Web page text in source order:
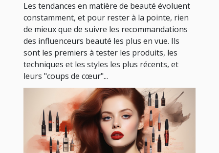
Les tendances en matière de beauté évoluent
constamment, et pour rester à la pointe, rien
de mieux que de suivre les recommandations
des influenceurs beauté les plus en vue. Ils
sont les premiers à tester les produits, les
techniques et les styles les plus récents, et
leurs "coups de cœur"...